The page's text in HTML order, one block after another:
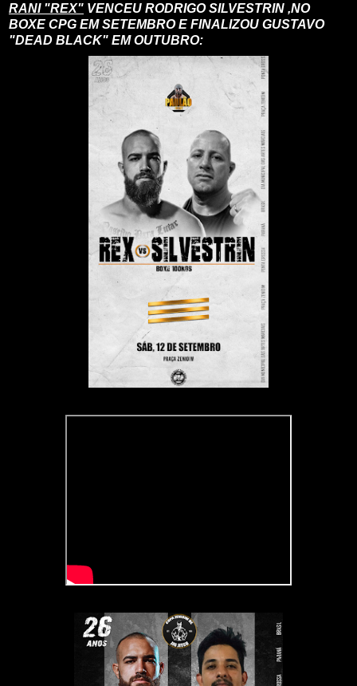
RANI "REX" VENCEU RODRIGO SILVESTRIN ,NO
BOXE CPG EM SETEMBRO E FINALIZOU GUSTAVO
"DEAD BLACK" EM OUTUBRO: